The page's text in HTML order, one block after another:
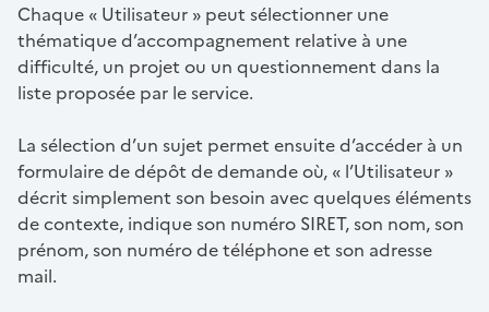
Chaque « Utilisateur » peut sélectionner une
thématique d’accompagnement relative à une
difficulté, un projet ou un questionnement dans la
liste proposée par le service.
La sélection d’un sujet permet ensuite d’accéder à un
formulaire de dépôt de demande où, « l’Utilisateur »
décrit simplement son besoin avec quelques éléments
de contexte, indique son numéro SIRET, son nom, son
prénom, son numéro de téléphone et son adresse
mail.